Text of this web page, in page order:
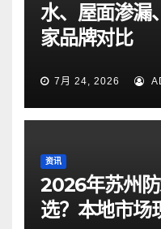
水、屋面渗漏
家品牌对比
7月 24, 2026
资讯
2026年苏州
选？本地市场